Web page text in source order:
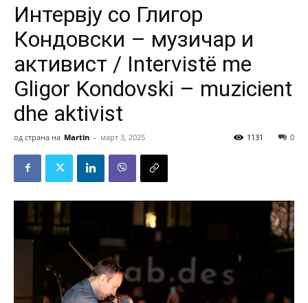
Интервју со Глигор
Кондовски – музичар и
активист / Intervistë me
Gligor Kondovski – muzicient
dhe aktivist
од страна на Martin - март 3, 2025 0
1131